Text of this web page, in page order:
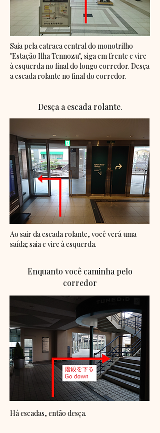
Saia pela catraca central do monotrilho
"Estação Ilha Tennozu", siga em frente e vire
à esquerda no final do longo corredor. Desça
a escada rolante no final do corredor.
Desça a escada rolante.
Ao sair da escada rolante, você verá uma
saída; saia e vire à esquerda.
Enquanto você caminha pelo
corredor
Há escadas, então desça.